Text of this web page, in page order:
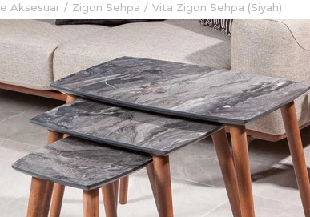
Aksesuar Zigon Sehpa Vita Zigon Sehpa (Siyah)